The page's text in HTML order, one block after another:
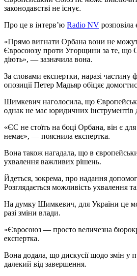
законодавстві не існує.
Про це в інтерв’ю Radio NV
«Прямо вигнати Орбана вони не
Євросоюзу проти Угорщини за те, що
діють», — зазначила вона.
За словами експертки, наразі
опозиції Петер Мадьяр обіцяє
Шимкевич наголосила, що
однак не має юридичних інструментів
«ЄС не стоїть на боці Орбана, він є
немає», — пояснила експертка.
Вона також нагадала, що в
ухвалення важливих рішень.
Йдеться, зокрема, про надання
Розглядається можливість ухвалення
На думку Шимкевич, для України це
разі зміни влади.
«Євросоюз — просто величезна
експертка.
Вона додала, що дискусії щодо змін у
далекий від завершення.